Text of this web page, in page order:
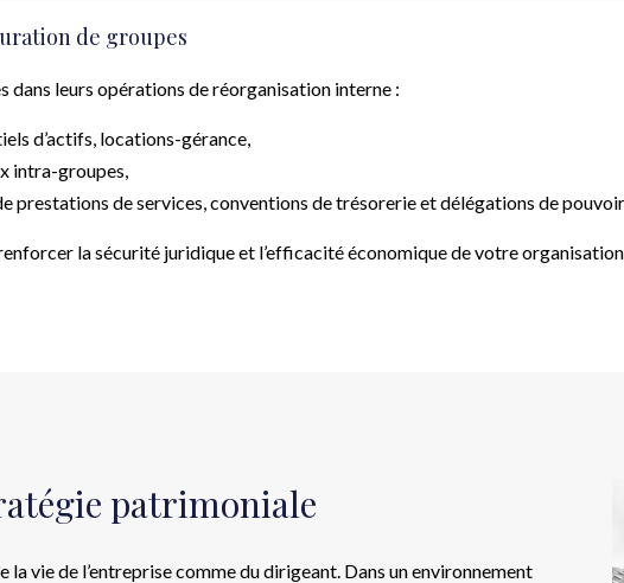
de groupes
dans leurs opérations de réorganisation interne :
d’actifs, locations-gérance,
intra-groupes,
prestations de services, conventions de trésorerie et délégations de
la sécurité juridique et l’efficacité économique de votre
patrimoniale
la vie de l’entreprise comme du dirigeant. Dans un environnement